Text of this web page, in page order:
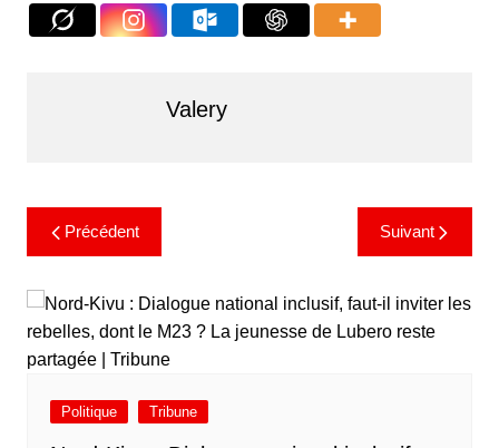
Valery
Précédent Suivant
Politique Tribune